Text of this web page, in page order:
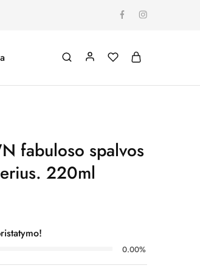
fabuloso spalvos
220ml
0.00%